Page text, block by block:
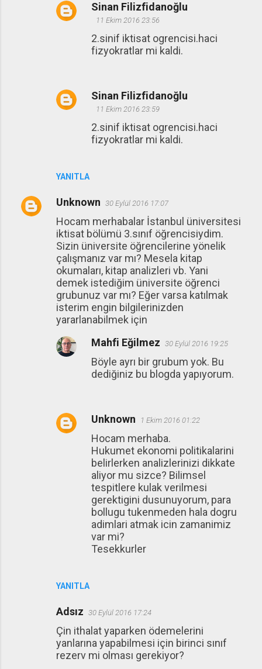
YANITLA
Sinan Filizfidanoğlu
11 Ekim 2016 23:56
2.sinif iktisat ogrencisi.haci
fizyokratlar mi kaldi.
Sinan Filizfidanoğlu
11 Ekim 2016 23:59
2.sinif iktisat ogrencisi.haci
fizyokratlar mi kaldi.
Unknown 30 Eylül 2016 17:07
Hocam merhabalar İstanbul üniversitesi
iktisat bölümü 3.sınıf öğrencisiydim.
Sizin üniversite öğrencilerine yönelik
çalışmanız var mı? Mesela kitap
okumaları, kitap analizleri vb. Yani
demek istediğim üniversite öğrenci
grubunuz var mı? Eğer varsa katılmak
isterim engin bilgilerinizden
yararlanabilmek için
YANITLA
Mahfi Eğilmez 30 Eylül 2016 19:25
Böyle ayrı bir grubum yok. Bu
dediğiniz bu blogda yapıyorum.
Unknown 1 Ekim 2016 01:22
Hocam merhaba.
Hukumet ekonomi politikalarini
belirlerken analizlerinizi dikkate
aliyor mu sizce? Bilimsel
tespitlere kulak verilmesi
gerektigini dusunuyorum, para
bollugu tukenmeden hala dogru
adimlari atmak icin zamanimiz
var mi?
Tesekkurler
Adsız 30 Eylül 2016 17:24
Çin ithalat yaparken ödemelerini
yanlarına yapabilmesi için birinci sınıf
rezerv mi olması gerekiyor?